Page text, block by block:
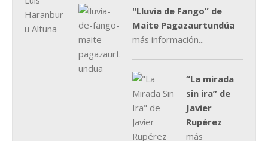
"Lluvia de Fango” de
Maite Pagazaurtundúa
más información...
“La mirada
sin ira” de
Javier
Rupérez
más